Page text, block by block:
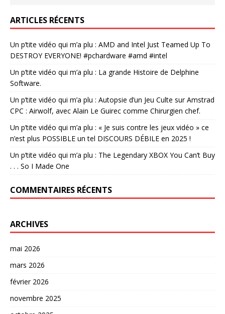
ARTICLES RÉCENTS
Un p’tite vidéo qui m’a plu : AMD and Intel Just Teamed Up To
DESTROY EVERYONE! #pchardware #amd #intel
Un p’tite vidéo qui m’a plu : La grande Histoire de Delphine
Software.
Un p’tite vidéo qui m’a plu : Autopsie d’un Jeu Culte sur Amstrad
CPC : Airwolf, avec Alain Le Guirec comme Chirurgien chef.
Un p’tite vidéo qui m’a plu : « Je suis contre les jeux vidéo » ce
n’est plus POSSIBLE un tel DISCOURS DÉBILE en 2025 !
Un p’tite vidéo qui m’a plu : The Legendary XBOX You Can’t Buy
. . . So I Made One
COMMENTAIRES RÉCENTS
ARCHIVES
mai 2026
mars 2026
février 2026
novembre 2025